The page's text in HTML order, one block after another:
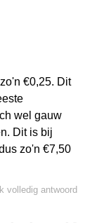
€0,25. Dit
wel gauw
Dit is bij
zo'n €7,50
volledig antwoord